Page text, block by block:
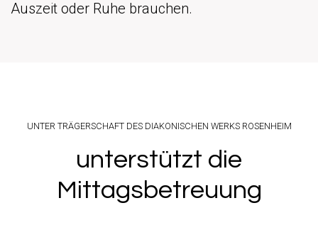
Auszeit oder Ruhe brauchen.
UNTER TRÄGERSCHAFT DES DIAKONISCHEN WERKS ROSENHEIM
unterstützt die
Mittagsbetreuung